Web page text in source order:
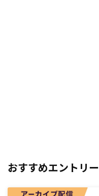
おすすめエントリー